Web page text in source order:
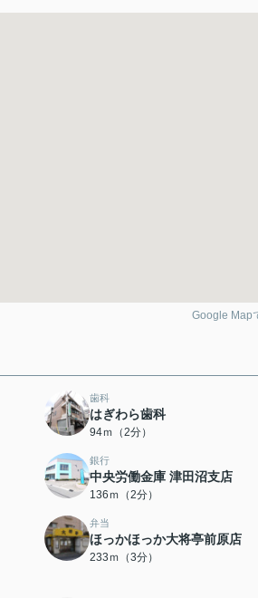
Google Map
歯科
はぎわら歯科
94ｍ（2分）
銀行
中央労働金庫 津田沼支店
136ｍ（2分）
弁当
ほっかほっか大将亭前原店
233ｍ（3分）